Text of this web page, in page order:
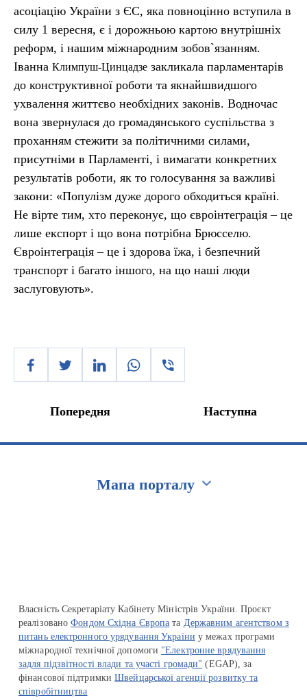
асоціацію України з ЄС, яка повноцінно вступила в
силу 1 вересня, є і дорожньою картою внутрішніх
реформ, і нашим міжнародним зобов`язанням.
Іванна Климпуш-Цинцадзе закликала парламентарів
до конструктивної роботи та якнайшвидшого
ухвалення життєво необхідних законів. Водночас
вона звернулася до громадянського суспільства з
проханням стежити за політичними силами,
присутніми в Парламенті, і вимагати конкретних
результатів роботи, як то голосування за важливі
закони: «Популізм дуже дорого обходиться країні.
Не вірте тим, хто переконує, що євроінтеграція – це
лише експорт і що вона потрібна Брюсселю.
Євроінтеграція – це і здорова їжа, і безпечний
транспорт і багато іншого, на що наші люди
заслуговують».
Попередня Наступна
Мапа порталу
Власність Секретаріату Кабінету Міністрів України. Проєкт
реалізованоФондом Східна Європа та Державним агентством з
питань електронного урядування України у межах програми
міжнародної технічної допомоги "Електронне врядування
задля підзвітності влади та участі громади" (EGAP), за
фінансової підтримкиШвейцарської агенції розвитку та
співробітництва